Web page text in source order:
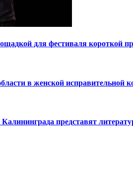
для фестиваля короткой
в женской исправительной
Калининграда представят